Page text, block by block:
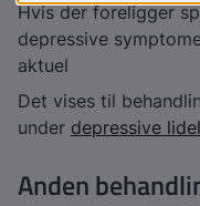
Hvis der foreligger
depressive
aktuel
Det vises til
under depressive
Anden